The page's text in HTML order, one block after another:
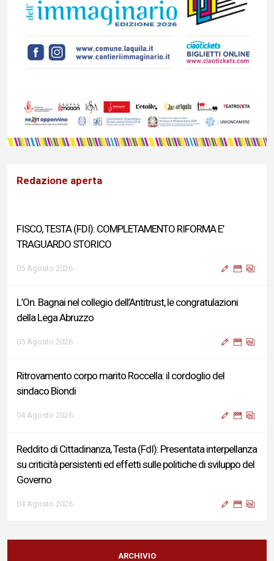
Redazione aperta
FISCO, TESTA (FDI): COMPLETAMENTO RIFORMA E’
TRAGUARDO STORICO
05 Agosto 2026
L’On. Bagnai nel collegio dell’Antitrust, le congratulazioni
della Lega Abruzzo
05 Agosto 2026
Ritrovamento corpo marito Roccella: il cordoglio del
sindaco Biondi
04 Agosto 2026
Reddito di Cittadinanza, Testa (FdI): Presentata interpellanza
su criticità persistenti ed effetti sulle politiche di sviluppo del
Governo
04 Agosto 2026
Sigismondi, Liris e Testa: “Profondo cordoglio e vicinanza al
Ministro Roccella e alla sua famiglia”
ARCHIVIO